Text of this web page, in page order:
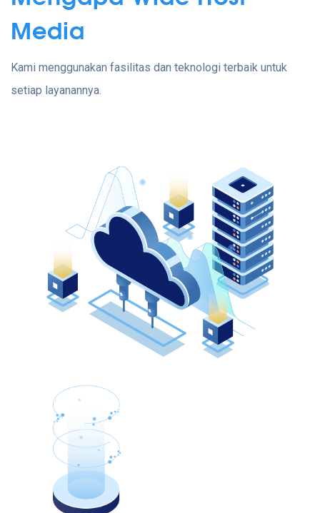
Media
Kami menggunakan fasilitas dan teknologi terbaik untuk
setiap layanannya.